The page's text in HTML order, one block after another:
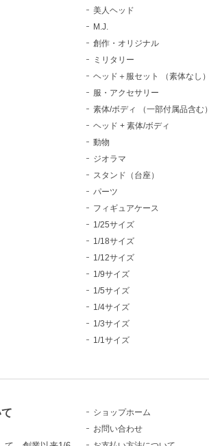
美人ヘッド
M.J.
創作・オリジナル
ミリタリー
ヘッド＋服セット （素体なし）
服・アクセサリー
素体/ボディ （一部付属品含む）
ヘッド + 素体/ボディ
動物
ジオラマ
スタンド（台座）
パーツ
フィギュアケース
1/25サイズ
1/18サイズ
1/12サイズ
1/9サイズ
1/5サイズ
1/4サイズ
1/3サイズ
1/1サイズ
ショップホーム
お問い合わせ